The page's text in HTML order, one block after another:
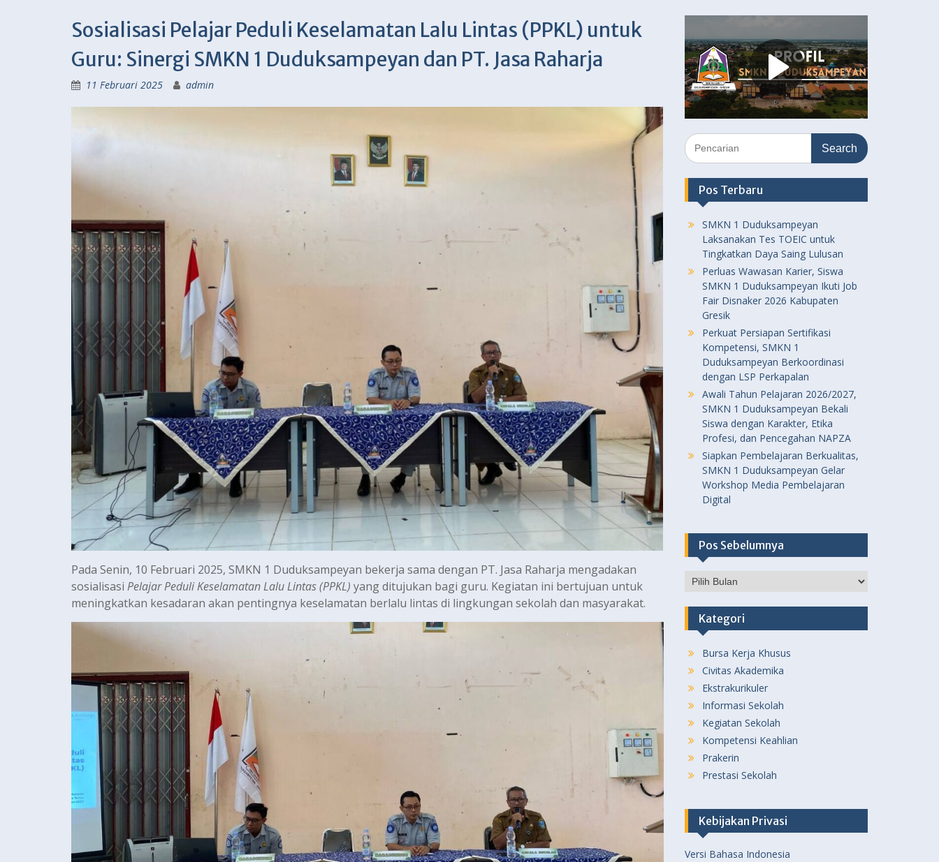
Sosialisasi Pelajar Peduli Keselamatan Lalu Lintas (PPKL) untuk
Guru: Sinergi SMKN 1 Duduksampeyan dan PT. Jasa Raharja
11 Februari 2025 admin
Pada Senin, 10 Februari 2025, SMKN 1 Duduksampeyan bekerja sama dengan PT. Jasa Raharja mengadakan
sosialisasi Pelajar Peduli Keselamatan Lalu Lintas (PPKL) yang ditujukan bagi guru. Kegiatan ini bertujuan untuk
meningkatkan kesadaran akan pentingnya keselamatan berlalu lintas di lingkungan sekolah dan masyarakat.
Search
for:
Pos Terbaru
SMKN 1 Duduksampeyan
Laksanakan Tes TOEIC untuk
Tingkatkan Daya Saing Lulusan
Perluas Wawasan Karier, Siswa
SMKN 1 Duduksampeyan Ikuti Job
Fair Disnaker 2026 Kabupaten
Gresik
Perkuat Persiapan Sertifikasi
Kompetensi, SMKN 1
Duduksampeyan Berkoordinasi
dengan LSP Perkapalan
Awali Tahun Pelajaran 2026/2027,
SMKN 1 Duduksampeyan Bekali
Siswa dengan Karakter, Etika
Profesi, dan Pencegahan NAPZA
Siapkan Pembelajaran Berkualitas,
SMKN 1 Duduksampeyan Gelar
Workshop Media Pembelajaran
Digital
Pos Sebelumnya
Pos
Kategori
Bursa Kerja Khusus
Civitas Akademika
Ekstrakurikuler
Informasi Sekolah
Kegiatan Sekolah
Kompetensi Keahlian
Prakerin
Prestasi Sekolah
Kebijakan Privasi
Versi Bahasa Indonesia